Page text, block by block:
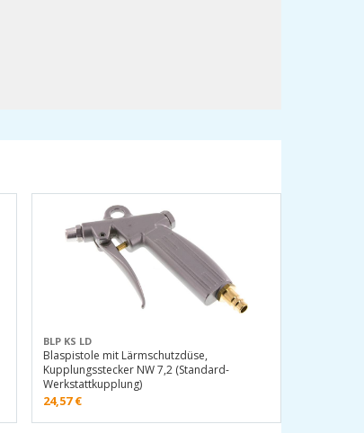
BLP KS LD
Blaspistole mit Lärmschutzdüse,
Kupplungsstecker NW 7,2 (Standard-
Werkstattkupplung)
24,57€